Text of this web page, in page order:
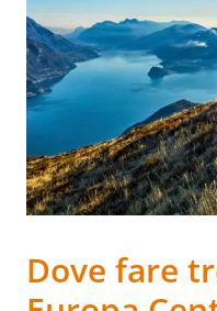
Dove fare